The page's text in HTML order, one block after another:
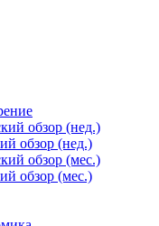
обзор (нед.)
обзор (нед.)
обзор (мес.)
обзор (мес.)